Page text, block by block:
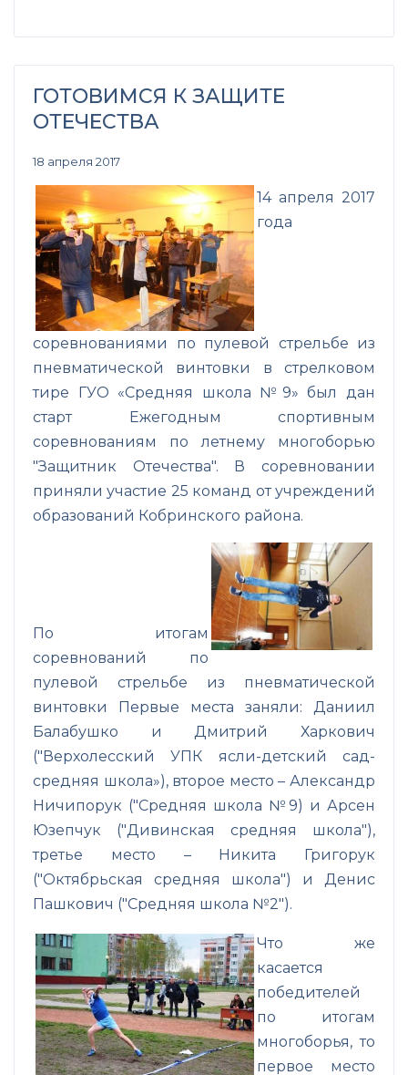
ГОТОВИМСЯ К ЗАЩИТЕ
ОТЕЧЕСТВА
18 апреля 2017
14 апреля 2017
года
соревнованиями по пулевой стрельбе из
пневматической винтовки в стрелковом
тире ГУО «Средняя школа №9» был дан
старт Ежегодным спортивным
соревнованиям по летнему многоборью
"Защитник Отечества". В соревновании
приняли участие 25 команд от учреждений
образований Кобринского района.
По итогам
соревнований по
пулевой стрельбе из пневматической
винтовки Первые места заняли: Даниил
Балабушко и Дмитрий Харкович
("Верхолесский УПК ясли-детский сад-
средняя школа»), второе место – Александр
Ничипорук ("Средняя школа №9) и Арсен
Юзепчук ("Дивинская средняя школа"),
третье место – Никита Григорук
("Октябрьская средняя школа") и Денис
Пашкович ("Средняя школа №2").
Что же
касается
победителей
по итогам
многоборья, то
первое место